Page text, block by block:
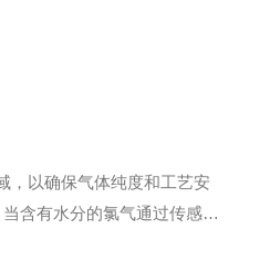
，以确保气体纯度和工艺安
含有水分的氯气通过传感器